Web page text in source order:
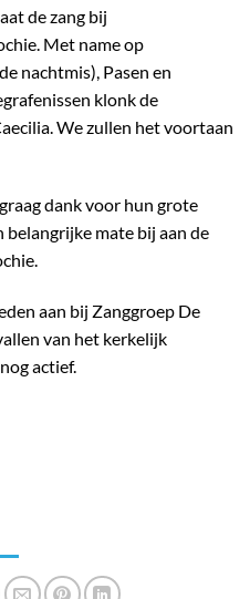
de zang bij
Met name op
nachtmis), Pasen en
klonk de
We zullen het voortaan
dank voor hun grote
belangrijke mate bij aan de
aan bij Zanggroep De
van het kerkelijk
actief.